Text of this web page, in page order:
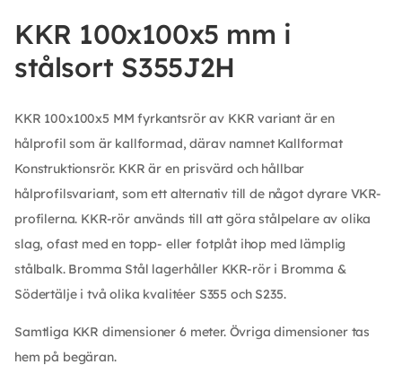
KKR 100x100x5 mm i
stålsort S355J2H
KKR 100x100x5 MM fyrkantsrör av KKR variant är en
hålprofil som är kallformad, därav namnet Kallformat
Konstruktionsrör. KKR är en prisvärd och hållbar
hålprofilsvariant, som ett alternativ till de något dyrare VKR-
profilerna. KKR-rör används till att göra stålpelare av olika
slag, ofast med en topp- eller fotplåt ihop med lämplig
stålbalk. Bromma Stål lagerhåller KKR-rör i Bromma &
Södertälje i två olika kvalitéer S355 och S235.
Samtliga KKR dimensioner 6 meter. Övriga dimensioner tas
hem på begäran.